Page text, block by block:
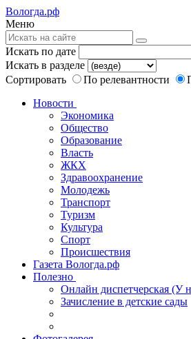
Вологда.рф
Меню
Искать по дате
Искать в разделе
Сортировать
По релевантности
Новости
Экономика
Общество
Образование
Власть
ЖКХ
Здравоохранение
Молодежь
Транспорт
Туризм
Культура
Спорт
Происшествия
Газета Вологда.рф
Полезно
Онлайн диспетчерская (У
Зачисление в детские сады